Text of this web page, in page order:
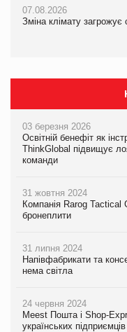
07.08.2026
Зміна клімату
07.08.2026
Зміна клімату
Kraft Heinz скоротила
03 березня 2026
Освітній бенефіт як
ThinkGlobal підвищує
команди
31 жовтня 2024
Компанія Rarog Tactical
бронеплити
31 липня 2024
Напівфабрикати та
нема світла
24 червня 2024
Meest Пошта і Shop-
українських підприємців